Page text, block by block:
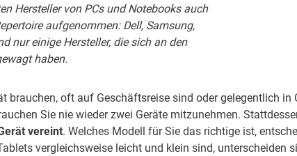
Hersteller von PCs und Notebooks auch
aufgenommen: Dell, Samsung,
nur einige Hersteller, die sich an den
haben.
brauchen, oft auf Geschäftsreise sind oder gelegentlich in
Sie nie wieder zwei Geräte mitzunehmen.
vereint. Welches Modell für Sie das richtige ist,
vergleichsweise leicht und klein sind, unterscheiden